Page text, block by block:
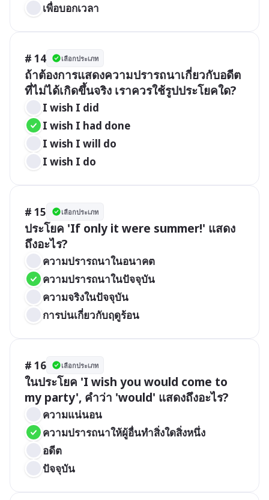
เพื่อบอกเวลา
# 14 เลือกประเภท
ถ้าต้องการแสดงความปรารถนาเกี่ยวกับอดีต
ที่ไม่ได้เกิดขึ้นจริง เราควรใช้รูปประโยคใด?
I wish I did
I wish I had done
I wish I will do
I wish I do
# 15 เลือกประเภท
ประโยค 'If only it were summer!' แสดง
ถึงอะไร?
ความปรารถนาในอนาคต
ความปรารถนาในปัจจุบัน
ความจริงในปัจจุบัน
การบ่นเกี่ยวกับฤดูร้อน
# 16 เลือกประเภท
ในประโยค 'I wish you would come to
my party', คำว่า 'would' แสดงถึงอะไร?
ความแน่นอน
ความปรารถนาให้ผู้อื่นทำสิ่งใดสิ่งหนึ่ง
อดีต
ปัจจุบัน